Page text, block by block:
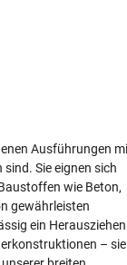
Ausführungen
Sie eignen sich
wie Beton,
gewährleisten
ein Herausziehen
– sie